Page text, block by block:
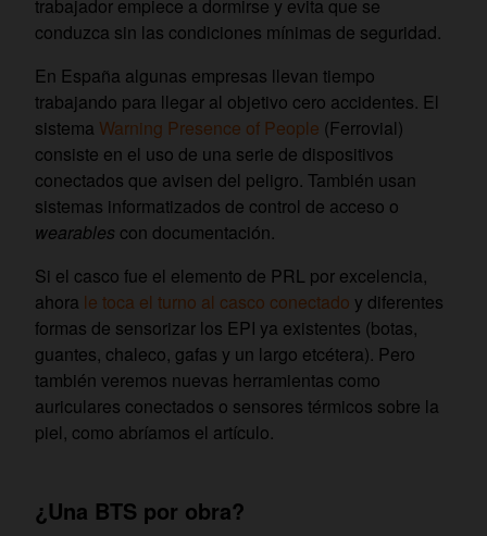
trabajador empiece a dormirse y evita que se
conduzca sin las condiciones mínimas de seguridad.
En España algunas empresas llevan tiempo
trabajando para llegar al objetivo cero accidentes. El
sistema Warning Presence of People (Ferrovial)
consiste en el uso de una serie de dispositivos
conectados que avisen del peligro. También usan
sistemas informatizados de control de acceso o
wearables con documentación.
Si el casco fue el elemento de PRL por excelencia,
ahora le toca el turno al casco conectado y diferentes
formas de sensorizar los EPI ya existentes (botas,
guantes, chaleco, gafas y un largo etcétera). Pero
también veremos nuevas herramientas como
auriculares conectados o sensores térmicos sobre la
piel, como abríamos el artículo.
¿Una BTS por obra?